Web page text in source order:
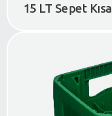
15 LT Sepet Kısa